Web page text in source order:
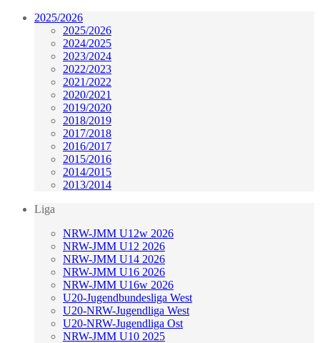
2025/2026
2025/2026
2024/2025
2023/2024
2022/2023
2021/2022
2020/2021
2019/2020
2018/2019
2017/2018
2016/2017
2015/2016
2014/2015
2013/2014
Liga
NRW-JMM U12w 2026
NRW-JMM U12 2026
NRW-JMM U14 2026
NRW-JMM U16 2026
NRW-JMM U16w 2026
U20-Jugendbundesliga West
U20-NRW-Jugendliga West
U20-NRW-Jugendliga Ost
NRW-JMM U10 2025